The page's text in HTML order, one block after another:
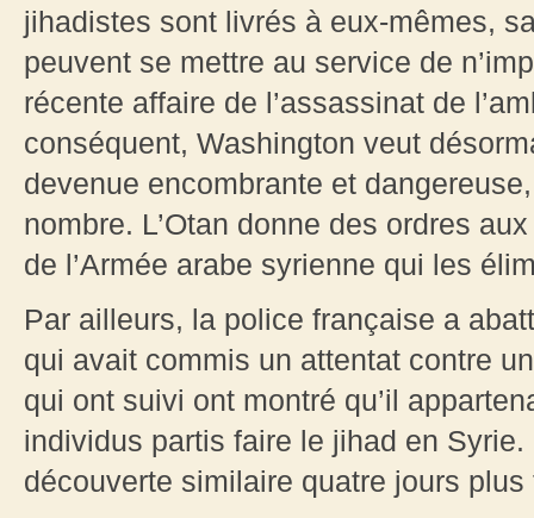
jihadistes sont livrés à eux-mêmes,
peuvent se mettre au service de
récente affaire de l’assassinat de
conséquent, Washington veut
devenue encombrante et
nombre. L’Otan donne des ordres
de l’Armée arabe syrienne qui les
Par ailleurs, la police française a
qui avait commis un attentat contre
qui ont suivi ont montré qu’il
individus partis faire le jihad en
découverte similaire quatre jours plus